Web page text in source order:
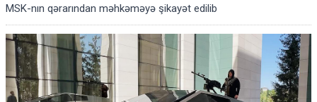
MSK-nın qərarından məhkəməyə şikayət edilib